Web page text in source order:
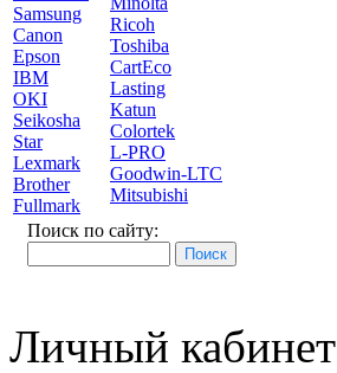
Samsung
Canon
Epson
IBM
OKI
Seikosha
Star
Lexmark
Brother
Fullmark
Ricoh
Toshiba
CartEco
Lasting
Katun
Colortek
L-PRO
Goodwin-LTC
Mitsubishi
Поиск по сайту:
Личный кабинет